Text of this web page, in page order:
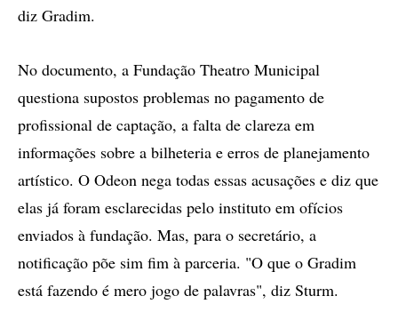
diz Gradim.
No documento, a Fundação Theatro Municipal
questiona supostos problemas no pagamento de
profissional de captação, a falta de clareza em
informações sobre a bilheteria e erros de planejamento
artístico. O Odeon nega todas essas acusações e diz que
elas já foram esclarecidas pelo instituto em ofícios
enviados à fundação. Mas, para o secretário, a
notificação põe sim fim à parceria. "O que o Gradim
está fazendo é mero jogo de palavras", diz Sturm.